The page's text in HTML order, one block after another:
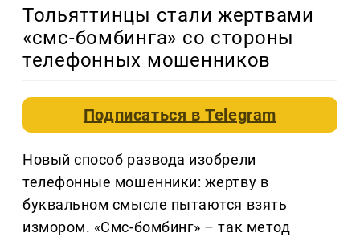
Тольяттинцы стали жертвами
«смс-бомбинга» со стороны
телефонных мошенников
Подписаться вTelegram
Новый способ развода изобрели
телефонные мошенники: жертву в
буквальном смысле пытаются взять
измором. «Смс-бомбинг» – так метод